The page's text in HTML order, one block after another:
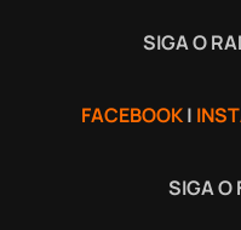
SIGA O
FACEBOOK|
SIGA O